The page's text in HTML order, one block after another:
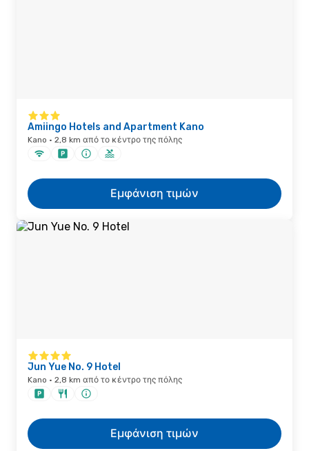
Amiingo Hotels and Apartment Kano
Kano · 2,8 km από το κέντρο της πόλης
Εμφάνιση τιμών
Jun Yue No. 9 Hotel
Kano · 2,8 km από το κέντρο της πόλης
Εμφάνιση τιμών